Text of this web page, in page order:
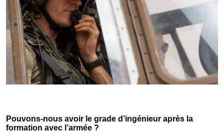
Pouvons-nous avoir le grade d’ingénieur après la
formation avec l’armée ?